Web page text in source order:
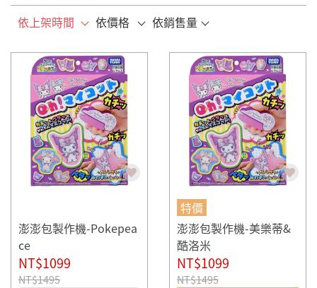
依上架時間 依價格 依銷售量
澎澎包製作機-Pokepea
ce
NT$1099
NT$1495
特價
澎澎包製作機-美樂蒂&
酷洛米
NT$1099
NT$1495